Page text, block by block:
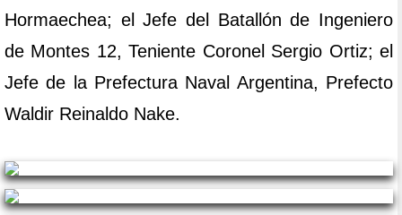
Hormaechea; el Jefe del Batallón de Ingeniero
de Montes 12, Teniente Coronel Sergio Ortiz; el
Jefe de la Prefectura Naval Argentina, Prefecto
Waldir Reinaldo Nake.